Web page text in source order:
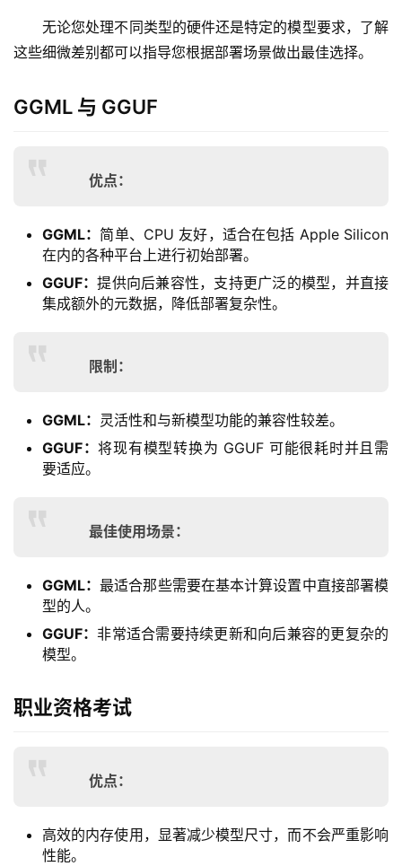
无论您处理不同类型的硬件还是特定的模型要求，了解
这些细微差别都可以指导您根据部署场景做出最佳选择。
GGML 与 GGUF
优点：
GGML： 简单、CPU 友好，适合在包括 Apple Silicon
在内的各种平台上进行初始部署。
GGUF：提供向后兼容性，支持更广泛的模型，并直接
集成额外的元数据，降低部署复杂性。
限制：
GGML： 灵活性和与新模型功能的兼容性较差。
GGUF：将现有模型转换为 GGUF 可能很耗时并且需
要适应。
最佳使用场景：
GGML：最适合那些需要在基本计算设置中直接部署模
型的人。
GGUF：非常适合需要持续更新和向后兼容的更复杂的
模型。
职业资格考试
优点：
高效的内存使用，显著减少模型尺寸，而不会严重影响
性能。